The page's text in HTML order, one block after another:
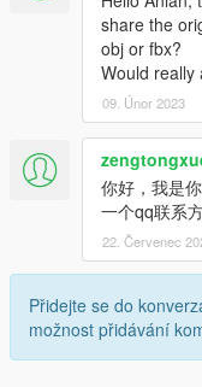
share the
obj or fbx?
Would really
09. Únor 2023
你好，我是
一个qq联系
22. Červenec
Přidejte se do
možnost přidávání